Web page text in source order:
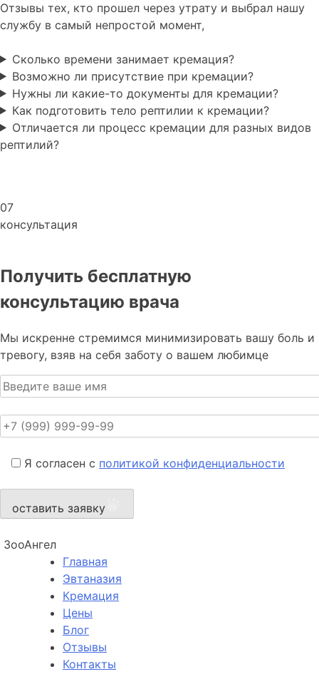
Отзывы тех, кто прошел через утрату и выбрал нашу
службу в самый непростой момент,
Сколько времени занимает кремация?
Возможно ли присутствие при кремации?
Нужны ли какие-то документы для кремации?
Как подготовить тело рептилии к кремации?
Отличается ли процесс кремации для разных видов
рептилий?
07
консультация
Получить бесплатную
консультацию врача
Мы искренне стремимся минимизировать вашу боль и
тревогу, взяв на себя заботу о вашем любимце
Я согласен с политикой конфиденциальности
оставить заявку
ЗооАнгел
Главная
Эвтаназия
Кремация
Цены
Блог
Отзывы
Контакты